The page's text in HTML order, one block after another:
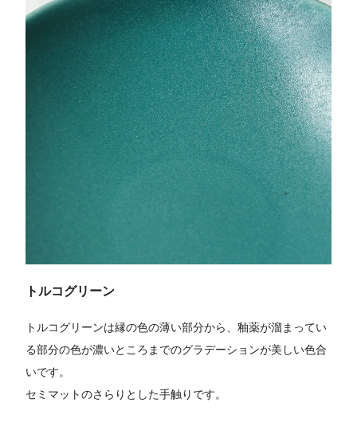
トルコグリーン
トルコグリーンは縁の色の薄い部分から、釉薬が溜まってい
る部分の色が濃いところまでのグラデーションが美しい色合
いです。
セミマットのさらりとした手触りです。